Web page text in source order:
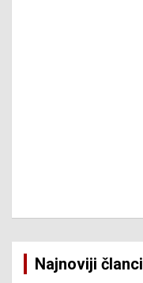
Najnoviji članci